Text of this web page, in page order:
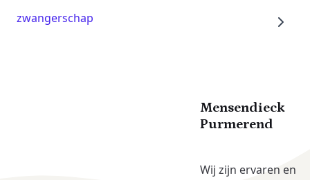
zwangerschap
Mensendieck
Purmerend
Wij zijn ervaren en